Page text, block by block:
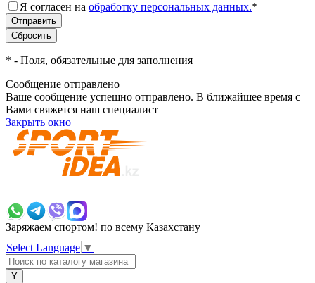
Я согласен на обработку персональных данных.*
* - Поля, обязательные для заполнения
Сообщение отправлено
Ваше сообщение успешно отправлено. В ближайшее время с
Вами свяжется наш специалист
Закрыть окно
Заряжаем спортом! по всему Казахстану
Select Language ▼